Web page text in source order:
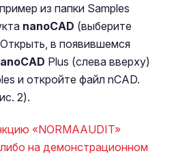
из папки Samples
nanoCAD (выберите
в появившемся
Plus (слева вверху)
и откройте файл nCAD.
2).